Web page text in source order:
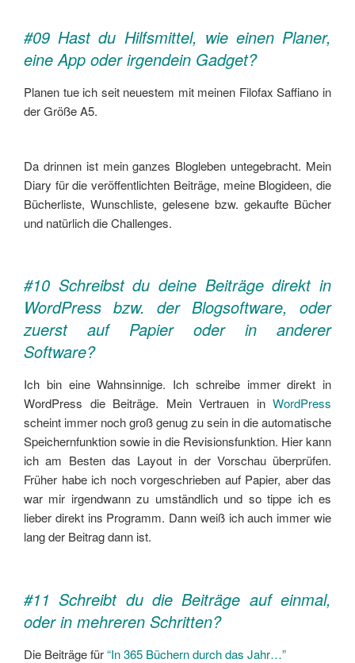
#09 Hast du Hilfsmittel, wie einen Planer,
eine App oder irgendein Gadget?
Planen tue ich seit neuestem mit meinen Filofax Saffiano in
der Größe A5.
Da drinnen ist mein ganzes Blogleben untegebracht. Mein
Diary für die veröffentlichten Beiträge, meine Blogideen, die
Bücherliste, Wunschliste, gelesene bzw. gekaufte Bücher
und natürlich die Challenges.
#10 Schreibst du deine Beiträge direkt in
WordPress bzw. der Blogsoftware, oder
zuerst auf Papier oder in anderer
Software?
Ich bin eine Wahnsinnige. Ich schreibe immer direkt in
WordPress die Beiträge. Mein Vertrauen in WordPress
scheint immer noch groß genug zu sein in die automatische
Speichernfunktion sowie in die Revisionsfunktion. Hier kann
ich am Besten das Layout in der Vorschau überprüfen.
Früher habe ich noch vorgeschrieben auf Papier, aber das
war mir irgendwann zu umständlich und so tippe ich es
lieber direkt ins Programm. Dann weiß ich auch immer wie
lang der Beitrag dann ist.
#11 Schreibt du die Beiträge auf einmal,
oder in mehreren Schritten?
Die Beiträge für“In 365 Büchern durch das Jahr…”